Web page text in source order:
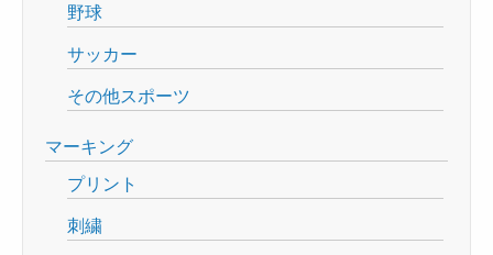
野球
サッカー
その他スポーツ
マーキング
プリント
刺繍